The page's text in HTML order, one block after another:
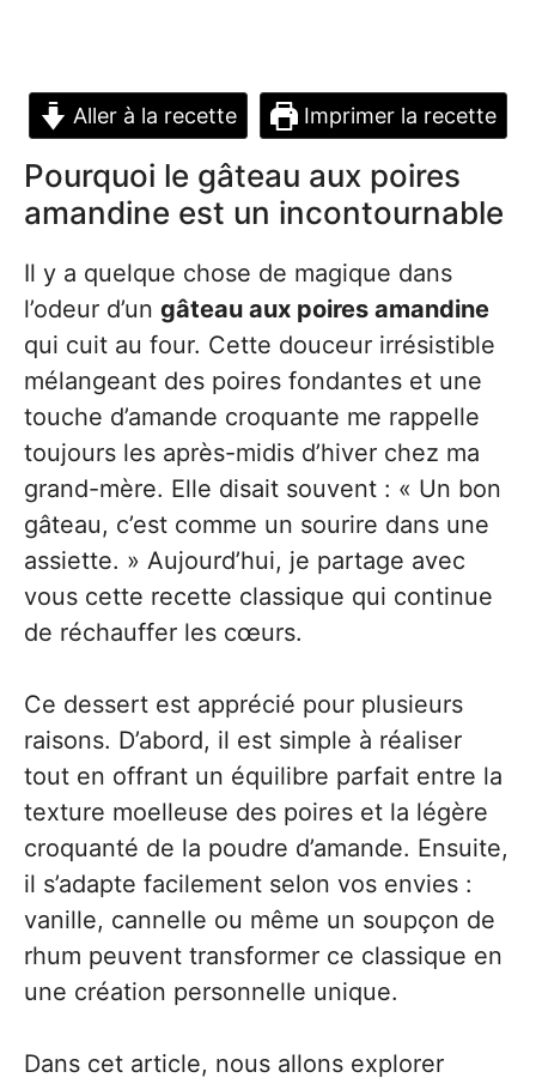
Aller à la recette Imprimer la recette
Pourquoi le gâteau aux poires
amandine est un incontournable
Il y a quelque chose de magique dans
l’odeur d’un gâteau aux poires amandine
qui cuit au four. Cette douceur irrésistible
mélangeant des poires fondantes et une
touche d’amande croquante me rappelle
toujours les après-midis d’hiver chez ma
grand-mère. Elle disait souvent : « Un bon
gâteau, c’est comme un sourire dans une
assiette. » Aujourd’hui, je partage avec
vous cette recette classique qui continue
de réchauffer les cœurs.
Ce dessert est apprécié pour plusieurs
raisons. D’abord, il est simple à réaliser
tout en offrant un équilibre parfait entre la
texture moelleuse des poires et la légère
croquanté de la poudre d’amande. Ensuite,
il s’adapte facilement selon vos envies :
vanille, cannelle ou même un soupçon de
rhum peuvent transformer ce classique en
une création personnelle unique.
Dans cet article, nous allons explorer